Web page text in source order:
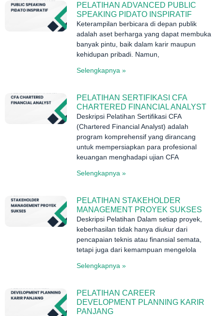
PELATIHAN ADVANCED PUBLIC
SPEAKING PIDATO INSPIRATIF
Keterampilan berbicara di depan publik
adalah aset berharga yang dapat membuka
banyak pintu, baik dalam karir maupun
kehidupan pribadi. Namun,
Selengkapnya »
PELATIHAN SERTIFIKASI CFA
CHARTERED FINANCIAL ANALYST
Deskripsi Pelatihan Sertifikasi CFA
(Chartered Financial Analyst) adalah
program komprehensif yang dirancang
untuk mempersiapkan para profesional
keuangan menghadapi ujian CFA
Selengkapnya »
PELATIHAN STAKEHOLDER
MANAGEMENT PROYEK SUKSES
Deskripsi Pelatihan Dalam setiap proyek,
keberhasilan tidak hanya diukur dari
pencapaian teknis atau finansial semata,
tetapi juga dari kemampuan mengelola
Selengkapnya »
PELATIHAN CAREER
DEVELOPMENT PLANNING KARIR
PANJANG